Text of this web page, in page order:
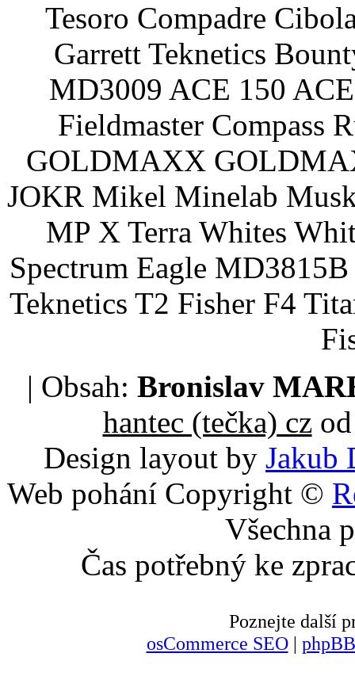
Tesoro Compadre
Garrett Teknetics
MD3009 ACE 150
Fieldmaster Compass
GOLDMAXX
JOKR Mikel Minelab
MP X Terra Whites
Spectrum Eagle
Teknetics T2 Fisher F4
| Obsah: Bronislav
hantec (tečka) czod
Design layout by Jakub
Web pohání Copyright ©
Všechna
Čas potřebný ke
Poznejte další
osCommerce SEO|